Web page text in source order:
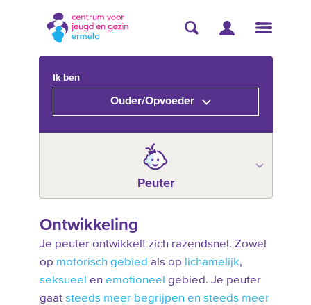
Ik ben
Ouder/Opvoeder
Peuter
Ontwikkeling
Je peuter ontwikkelt zich razendsnel. Zowel
op motorisch gebied als op lichamelijk,
seksueel en emotioneel gebied. Je peuter
gaat steeds meer begrijpen en steeds meer